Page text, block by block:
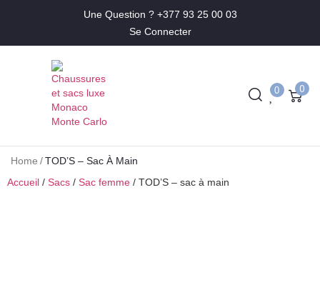
Une Question ? +377 93 25 00 03
Se Connecter
0 0
Home /TOD’S – Sac À Main
Accueil / Sacs / Sac femme / TOD’S – sac à main